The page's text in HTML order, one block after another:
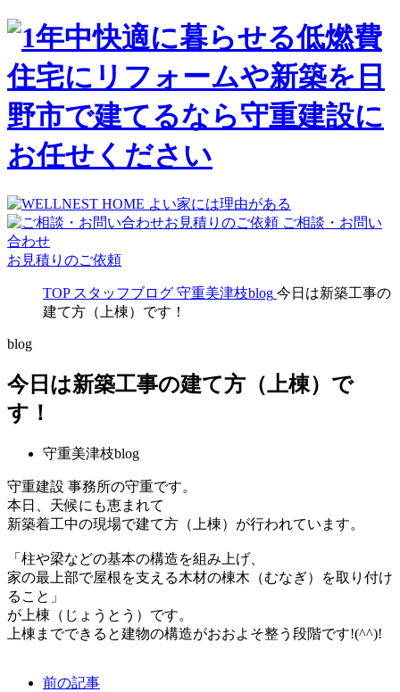
ご相談・お問い
合わせ
お見積りのご依頼
TOP スタッフブログ 守重美津枝blog 今日は新築工事の
建て方（上棟）です！
blog
今日は新築工事の建て方（上棟）で
す！
守重美津枝blog
守重建設 事務所の守重です。
本日、天候にも恵まれて
新築着工中の現場で建て方（上棟）が行われています。
「柱や梁などの基本の構造を組み上げ、
家の最上部で屋根を支える木材の棟木（むなぎ）を取り付け
ること」
が上棟（じょうとう）です。
上棟までできると建物の構造がおおよそ整う段階です!(^^)!
前の記事